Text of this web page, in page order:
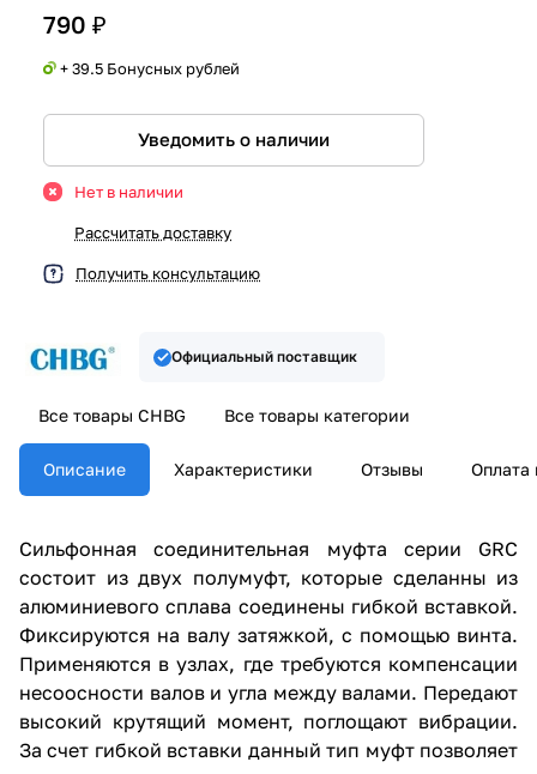
790 ₽
+ 39.5 Бонусных рублей
Уведомить о наличии
Нет в наличии
Рассчитать доставку
Получить консультацию
Официальный поставщик
Все товары CHBG Все товары категории
Описание Характеристики Отзывы Оплата
Сильфонная соединительная муфта серии GRC
состоит из двух полумуфт, которые сделанны из
алюминиевого сплава соединены гибкой вставкой.
Фиксируются на валу затяжкой, с помощью винта.
Применяются в узлах, где требуются компенсации
несоосности валов и угла между валами. Передают
высокий крутящий момент, поглощают вибрации.
За счет гибкой вставки данный тип муфт позволяет